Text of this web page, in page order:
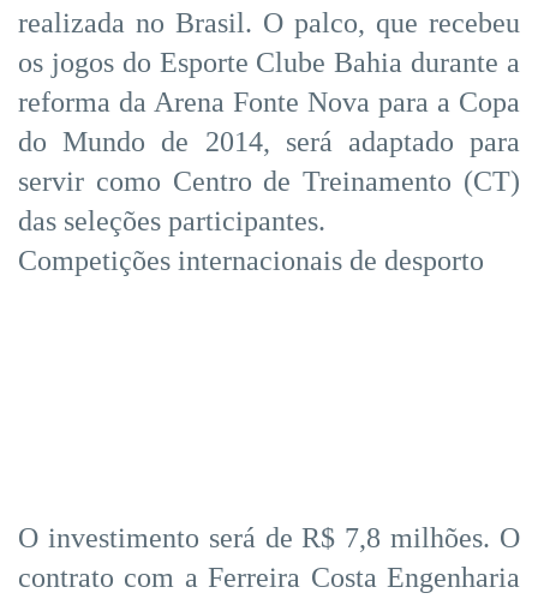
realizada no Brasil. O palco, que recebeu
os jogos do Esporte Clube Bahia durante a
reforma da Arena Fonte Nova para a Copa
do Mundo de 2014, será adaptado para
servir como Centro de Treinamento (CT)
das seleções participantes.
Competições internacionais de desporto
O investimento será de R$ 7,8 milhões. O
contrato com a Ferreira Costa Engenharia